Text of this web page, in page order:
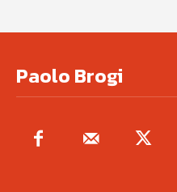
Paolo Brogi